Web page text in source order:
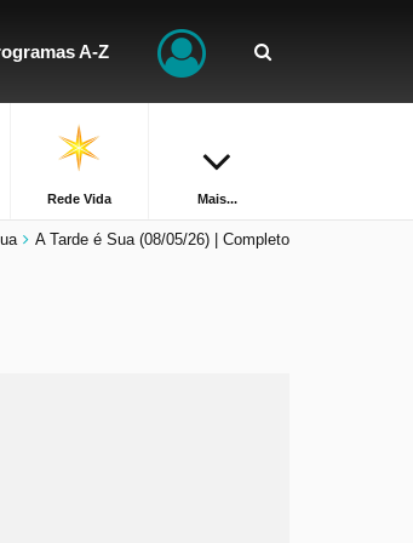
A-Z
Rede Vida Mais...
A Tarde é Sua (08/05/26) | Completo